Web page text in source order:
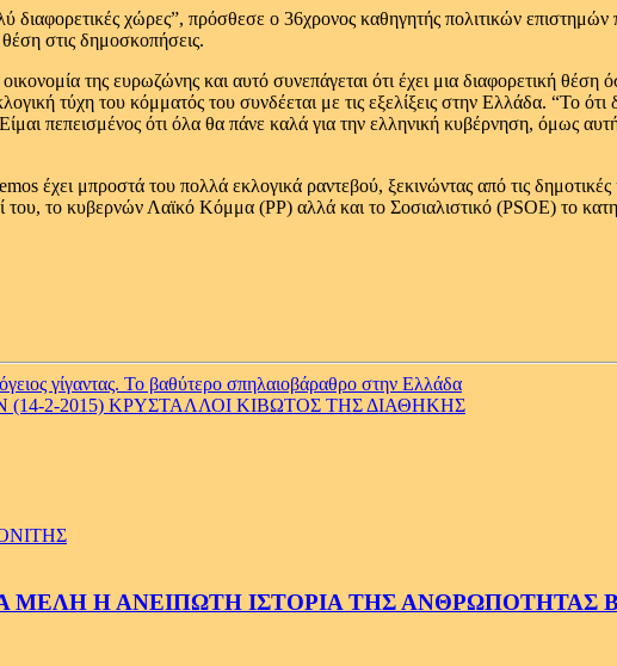
διαφορετικές χώρες”, πρόσθεσε ο 36χρονος καθηγητής πολιτικών
στις δημοσκοπήσεις.
οικονομία της ευρωζώνης και αυτό συνεπάγεται ότι έχει μια διαφορετική
τύχη του κόμματός του συνδέεται με τις εξελίξεις στην Ελλάδα. “Το
πεπεισμένος ότι όλα θα πάνε καλά για την ελληνική κυβέρνηση, όμως
έχει μπροστά του πολλά εκλογικά ραντεβού, ξεκινώντας από τις δημοτικές
του, το κυβερνών Λαϊκό Κόμμα (PP) αλλά και το Σοσιαλιστικό (PSOE) το
γίγαντας. To βαθύτερo σπηλαιοβάραθρo στην Ελλάδα
2-2015) ΚΡΥΣΤΑΛΛΟΙ ΚΙΒΩΤΟΣ ΤΗΣ ΔΙΑΘΗΚΗΣ
Η ΑΝΕΙΠΩΤΗ ΙΣΤΟΡΙΑ ΤΗΣ ΑΝΘΡΩΠΟΤΗΤΑΣ